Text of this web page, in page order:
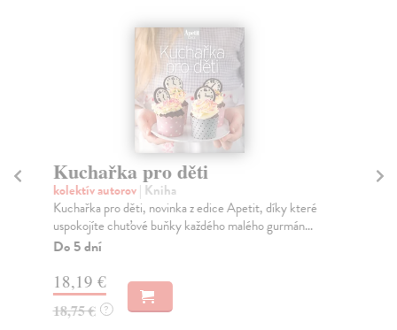
Kuchařka pro děti
kolektív autorov| Kniha
Kuchařka pro děti, novinka z edice Apetit, díky které
uspokojíte chuťové buňky každého malého gurmán...
Do 5 dní
18,19 €
18,75 € ?